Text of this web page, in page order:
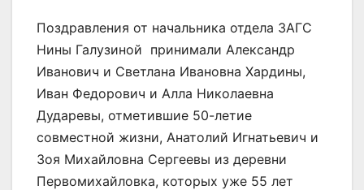
Поздравления от начальника отдела ЗАГС
Нины Галузиной принимали Александр
Иванович и Светлана Ивановна Хардины,
Иван Федорович и Алла Николаевна
Дударевы, отметившие 50-летие
совместной жизни, Анатолий Игнатьевич и
Зоя Михайловна Сергеевы из деревни
Первомихайловка, которых уже 55 лет